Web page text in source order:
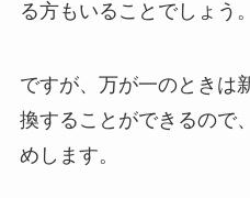
る方もいることでしょう。
ですが、万が一のときは
換することができるので
めします。